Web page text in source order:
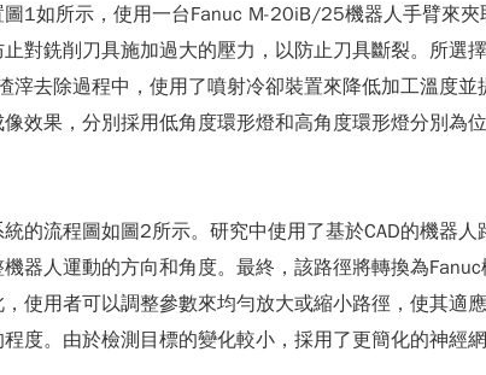
1如所示，使用一台Fanuc M-20iB/25機器人手臂來
對銑削刀具施加過大的壓力，以防止刀具斷裂。所
滓去除過程中，使用了噴射冷卻裝置來降低加工溫度
效果，分別採用低角度環形燈和高角度環形燈分別為
的流程圖如圖2所示。研究中使用了基於CAD的機器
器人運動的方向和角度。最終，該路徑將轉換為
使用者可以調整參數來均勻放大或縮小路徑，使其適
度。由於檢測目標的變化較小，採用了更簡化的神經